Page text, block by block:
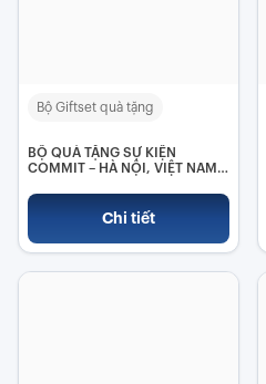
Bộ Giftset quà tặng
BỘ QUÀ TẶNG SỰ KIỆN
COMMIT – HÀ NỘI, VIỆT NAM
Chi tiết